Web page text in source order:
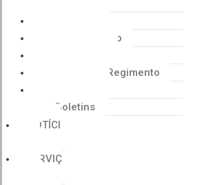
Coordenação
Estatuto e Regimento
Boletins
NOTÍCI
SERVIÇ